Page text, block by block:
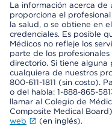
La información acerca de
proporciona el
la salud, o se obtiene en
credenciales. Es posible
Médicos no refleje los
parte de los
directorio. Si tiene alguna
cualquiera de nuestros
800-611-1811 (sin costo).
o del habla: 1-888-865-
llamar al Colegio de
Composite Medical
web
(en inglés).